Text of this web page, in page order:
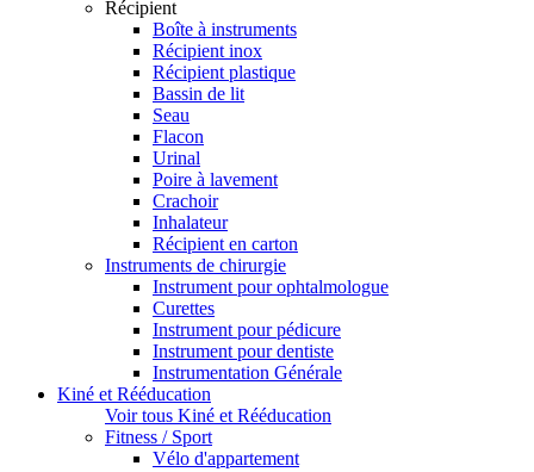
Récipient
Boîte à instruments
Récipient inox
Récipient plastique
Bassin de lit
Seau
Flacon
Urinal
Poire à lavement
Crachoir
Inhalateur
Récipient en carton
Instruments de chirurgie
Instrument pour ophtalmologue
Curettes
Instrument pour pédicure
Instrument pour dentiste
Instrumentation Générale
Kiné et Rééducation
Voir tous Kiné et Rééducation
Fitness / Sport
Vélo d'appartement